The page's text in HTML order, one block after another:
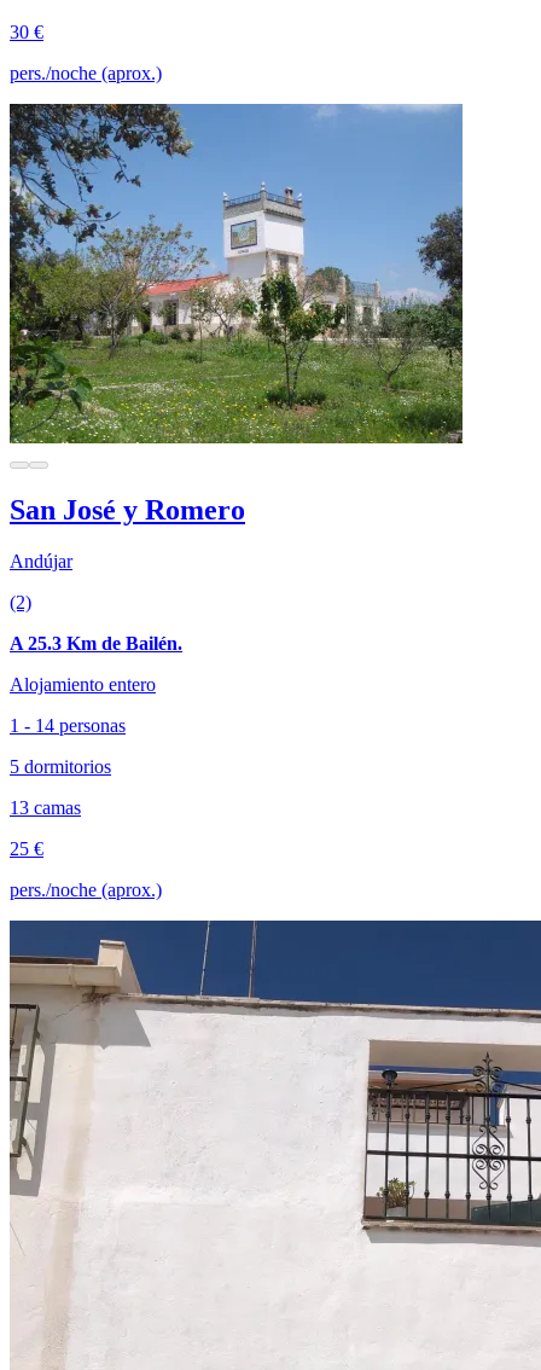
30 €
pers./noche (aprox.)
San José y Romero
Andújar
(2)
A 25.3 Km de Bailén.
Alojamiento entero
1 - 14 personas
5 dormitorios
13 camas
25 €
pers./noche (aprox.)